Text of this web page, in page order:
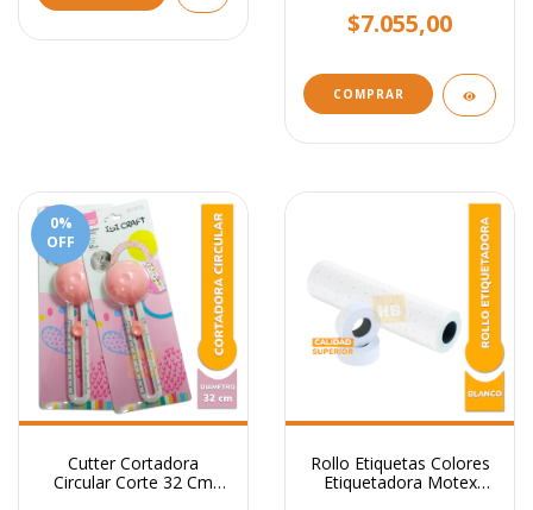
UNIDADES
$7.055,00
COMPRAR
0%
OFF
Cutter Cortadora
Circular Corte 32 Cm
Rollo Etiquetas Colores
Etiquetadora Motex